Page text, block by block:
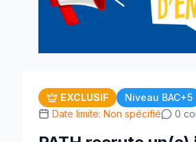
EXCLUSIF Niveau BAC+5
Date limite: Non spécifié
0